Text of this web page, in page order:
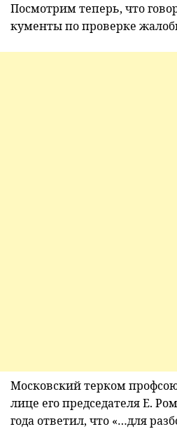
Посмотрим теперь, что
кументы по проверке
Московский терком
лице его председателя Е.
года ответил, что «…для